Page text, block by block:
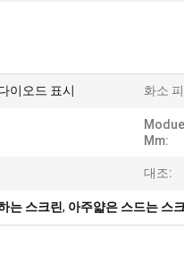
이오드 표시 화소
Mm:
대조:
는 스크린, 아주얇은 스드는 스